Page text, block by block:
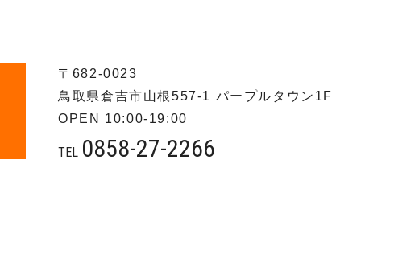
〒682-0023
鳥取県倉吉市山根557-1 パープルタウン1F
OPEN 10:00-19:00
TEL 0858-27-2266